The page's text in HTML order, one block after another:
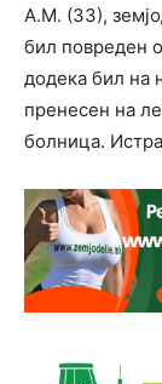
А.М. (33),
бил повреден
додека бил на
пренесен на
болница.